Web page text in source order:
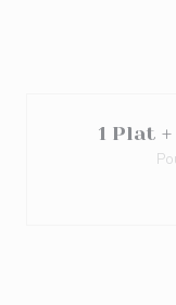
1 Plat